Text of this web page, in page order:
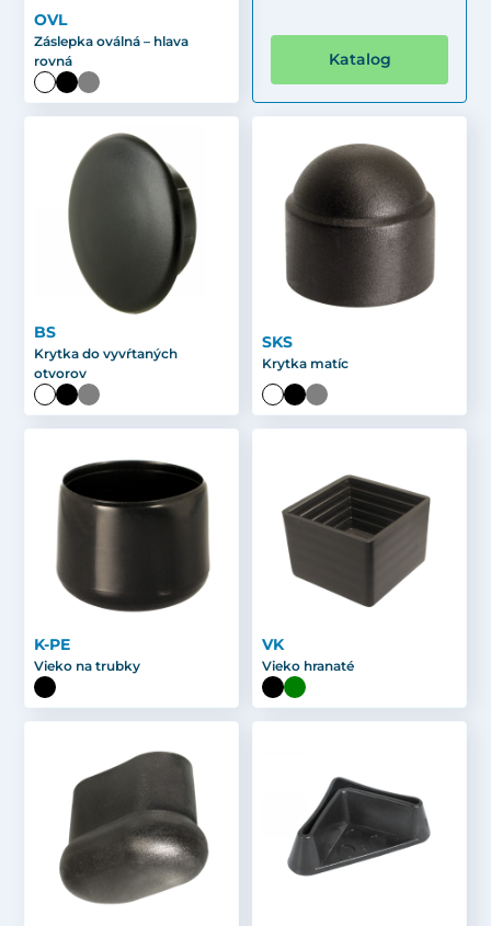
OVL
Záslepka oválná – hlava
rovná
Katalog
BS
Krytka do vyvŕtaných
otvorov
SKS
Krytka matíc
K-PE
Vieko na trubky
VK
Vieko hranaté